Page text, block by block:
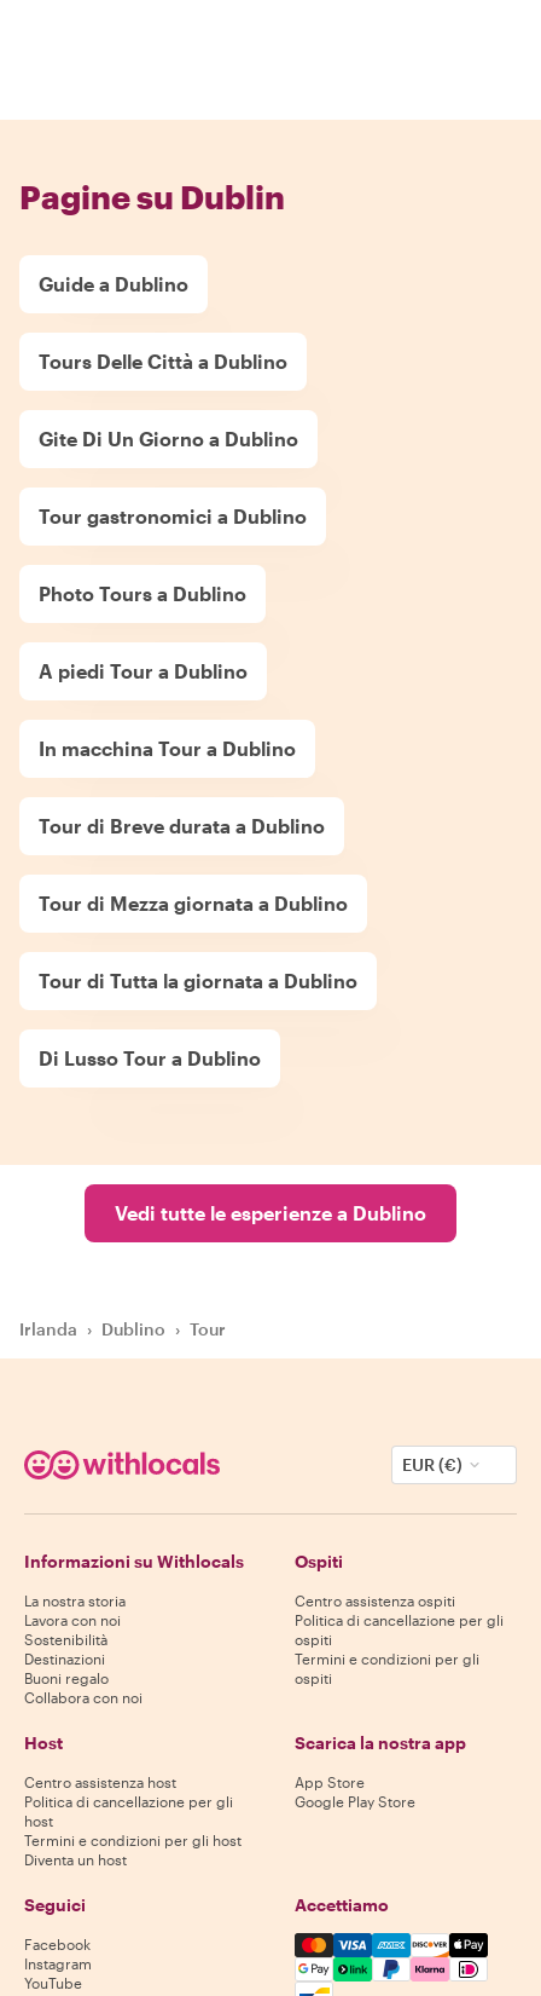
Pagine su Dublin
Guide a Dublino
Tours Delle Città a Dublino
Gite Di Un Giorno a Dublino
Tour gastronomici a Dublino
Photo Tours a Dublino
A piedi Tour a Dublino
In macchina Tour a Dublino
Tour di Breve durata a Dublino
Tour di Mezza giornata a Dublino
Tour di Tutta la giornata a Dublino
Di Lusso Tour a Dublino
Vedi tutte le esperienze a Dublino
Irlanda › Dublino › Tour
EUR (€)
Informazioni su Withlocals
La nostra storia
Lavora con noi
Sostenibilità
Destinazioni
Buoni regalo
Collabora con noi
Ospiti
Centro assistenza ospiti
Politica di cancellazione per gli
ospiti
Termini e condizioni per gli
ospiti
Host
Centro assistenza host
Politica di cancellazione per gli
host
Termini e condizioni per gli host
Diventa un host
Scarica la nostra app
App Store
Google Play Store
Seguici
Facebook
Instagram
YouTube
Accettiamo
Mastercard, Visa, Amex,